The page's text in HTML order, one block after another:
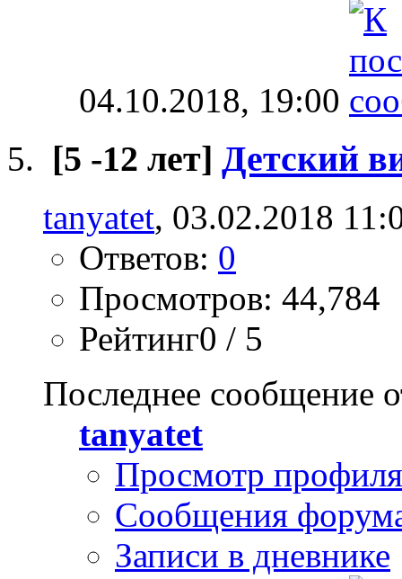
04.10.2018, 19:00
[5 -12 лет] Детский
tanyatet, 03.02.2018
Ответов: 0
Просмотров: 44,784
Рейтинг0 / 5
Последнее сообщение
tanyatet
Просмотр профиля
Сообщения
Записи в дневнике